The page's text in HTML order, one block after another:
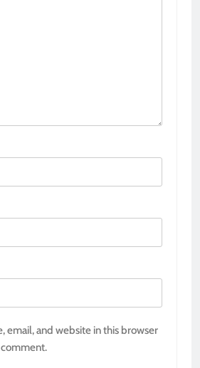
email, and website in this browser